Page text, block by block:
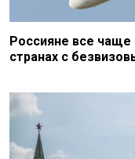
Россияне все
странах с